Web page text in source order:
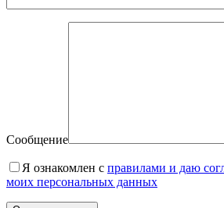
Сообщение
Я ознакомлен с правилами и даю
моих персональных данных